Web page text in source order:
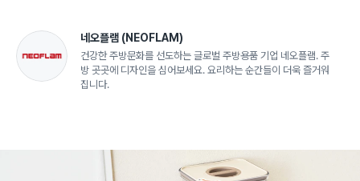
네오플램 (NEOFLAM)
건강한 주방문화를 선도하는 글로벌 주방용품 기업 네오플램. 주
방 곳곳에 디자인을 심어보세요. 요리하는 순간들이 더욱 즐거워
집니다.